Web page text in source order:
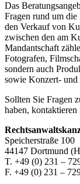
Das
Fragen rund um
den Verkauf von
zwischen den am
Mandantschaft
Fotografen,
sondern auch
sowie Konzert- und
Sollten Sie Fragen
haben, kontaktieren
Speicherstraße 100
44147 Dortmund
T. +49 (0) 231 –
F. +49 (0) 231 –